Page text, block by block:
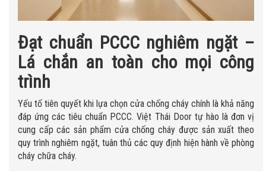
Đạt chuẩn PCCC nghiêm ngặt –
Lá chắn an toàn cho mọi công
trình
Yếu tố tiên quyết khi lựa chọn cửa chống cháy chính là khả năng
đáp ứng các tiêu chuẩn PCCC. Việt Thái Door tự hào là đơn vị
cung cấp các sản phẩm cửa chống cháy được sản xuất theo
quy trình nghiêm ngặt, tuân thủ các quy định hiện hành về phòng
cháy chữa cháy.